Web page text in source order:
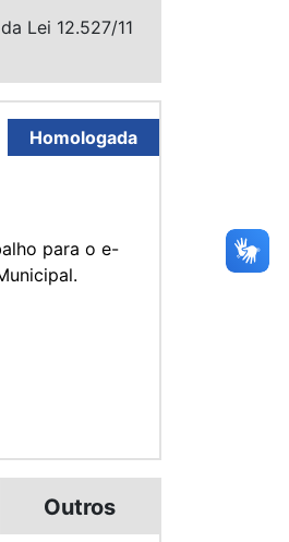
Lei 12.527/11
Homologada
para o e-
Outros